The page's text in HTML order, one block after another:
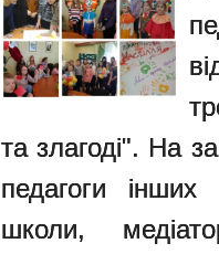
та злагоді". На
педагоги інших
школи,